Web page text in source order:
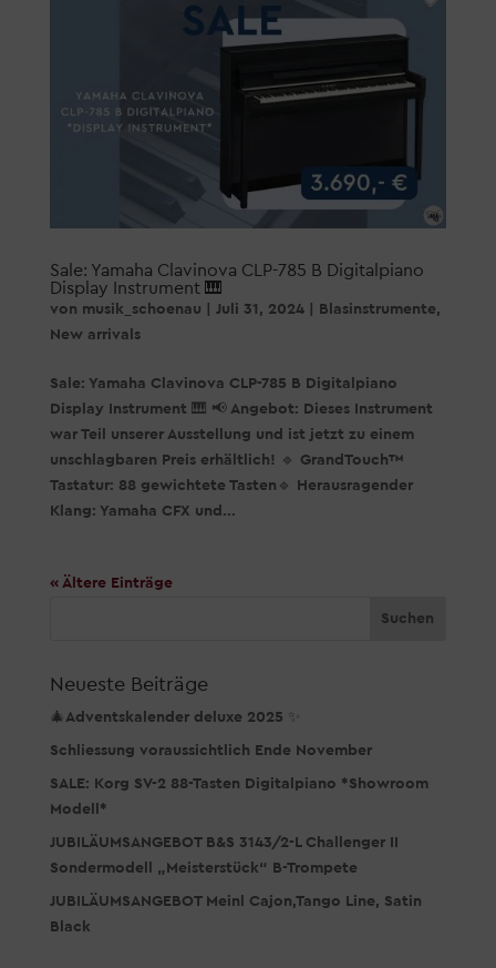
Sale: Yamaha Clavinova CLP-785 B Digitalpiano
Display Instrument 🎹
von musik_schoenau Juli 31, 2024| Blasinstrumente,
New arrivals
Sale: Yamaha Clavinova CLP-785 B Digitalpiano
Display Instrument 🎹 📢 Angebot: Dieses Instrument
war Teil unserer Ausstellung und ist jetzt zu einem
unschlagbaren Preis erhältlich! 🔹 GrandTouch™
Tastatur: 88 gewichtete Tasten🔹 Herausragender
Klang: Yamaha CFX und...
« Ältere Einträge
Neueste Beiträge
🎄Adventskalender deluxe 2025 ✨
Schliessung voraussichtlich Ende November
SALE: Korg SV-2 88-Tasten Digitalpiano *Showroom
Modell*
JUBILÄUMSANGEBOT B&S 3143/2-L Challenger II
Sondermodell „Meisterstück“ B-Trompete
JUBILÄUMSANGEBOT Meinl Cajon,Tango Line, Satin
Black